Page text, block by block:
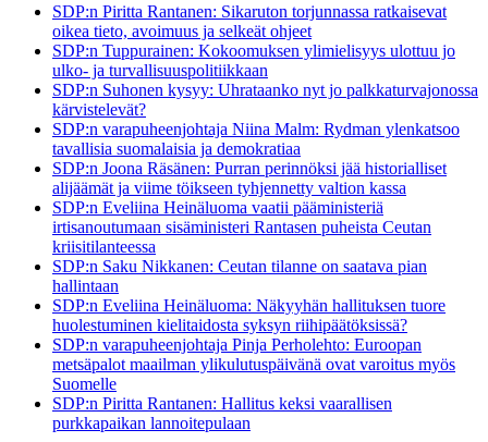
SDP:n Piritta Rantanen: Sikaruton torjunnassa ratkaisevat
oikea tieto, avoimuus ja selkeät ohjeet
SDP:n Tuppurainen: Kokoomuksen ylimielisyys ulottuu jo
ulko- ja turvallisuuspolitiikkaan
SDP:n Suhonen kysyy: Uhrataanko nyt jo palkkaturvajonossa
kärvistelevät?
SDP:n varapuheenjohtaja Niina Malm: Rydman ylenkatsoo
tavallisia suomalaisia ja demokratiaa
SDP:n Joona Räsänen: Purran perinnöksi jää historialliset
alijäämät ja viime töikseen tyhjennetty valtion kassa
SDP:n Eveliina Heinäluoma vaatii pääministeriä
irtisanoutumaan sisäministeri Rantasen puheista Ceutan
kriisitilanteessa
SDP:n Saku Nikkanen: Ceutan tilanne on saatava pian
hallintaan
SDP:n Eveliina Heinäluoma: Näkyyhän hallituksen tuore
huolestuminen kielitaidosta syksyn riihipäätöksissä?
SDP:n varapuheenjohtaja Pinja Perholehto: Euroopan
metsäpalot maailman ylikulutuspäivänä ovat varoitus myös
Suomelle
SDP:n Piritta Rantanen: Hallitus keksi vaarallisen
purkkapaikan lannoitepulaan